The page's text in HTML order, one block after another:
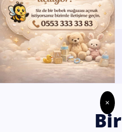
×